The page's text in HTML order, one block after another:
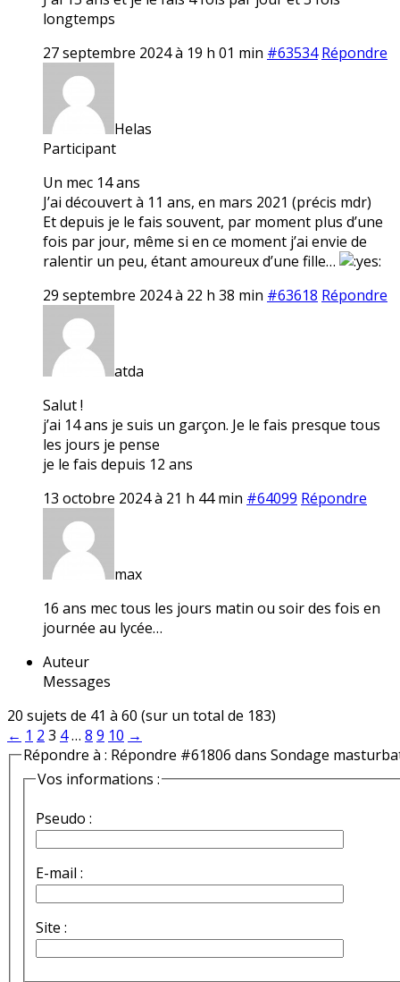
longtemps
27 septembre 2024 à 19 h 01 min #63534 Répondre
Helas
Participant
Un mec 14 ans
J’ai découvert à 11 ans, en mars 2021 (précis mdr)
Et depuis je le fais souvent, par moment plus d’une
fois par jour, même si en ce moment j’ai envie de
ralentir un peu, étant amoureux d’une fille…
29 septembre 2024 à 22 h 38 min #63618 Répondre
atda
Salut !
j’ai 14 ans je suis un garçon. Je le fais presque tous
les jours je pense
je le fais depuis 12 ans
13 octobre 2024 à 21 h 44 min #64099 Répondre
max
16 ans mec tous les jours matin ou soir des fois en
journée au lycée…
Auteur
Messages
20 sujets de 41 à 60 (sur un total de 183)
← 1 2 3 4… 8 9 10 →
Répondre à : Répondre #61806 dans Sondage
Vos informations :
Pseudo :
E-mail :
Site :